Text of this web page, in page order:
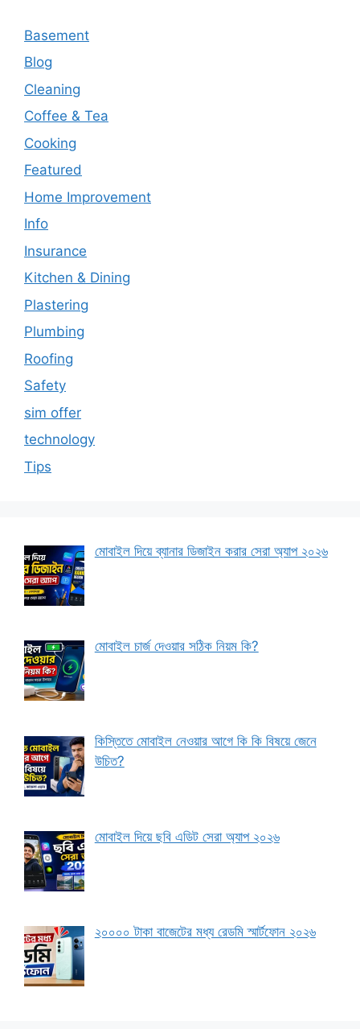
Basement
Blog
Cleaning
Coffee & Tea
Cooking
Featured
Home Improvement
Info
Insurance
Kitchen & Dining
Plastering
Plumbing
Roofing
Safety
sim offer
technology
Tips
মোবাইল দিয়ে ব্যানার ডিজাইন করার সেরা অ্যাপ ২০২৬
মোবাইল চার্জ দেওয়ার সঠিক নিয়ম কি?
কিস্তিতে মোবাইল নেওয়ার আগে কি কি বিষয়ে জেনে
উচিত?
মোবাইল দিয়ে ছবি এডিট সেরা অ্যাপ ২০২৬
২০০০০ টাকা বাজেটের মধ্য রেডমি স্মার্টফোন ২০২৬